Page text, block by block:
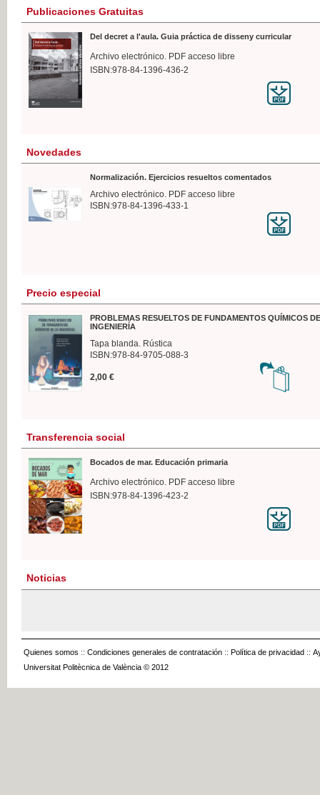
Publicaciones Gratuitas
Del decret a l'aula. Guia práctica de disseny curricular
Archivo electrónico. PDF acceso libre
ISBN:978-84-1396-436-2
Novedades
Normalización. Ejercicios resueltos comentados
Archivo electrónico. PDF acceso libre
ISBN:978-84-1396-433-1
Precio especial
PROBLEMAS RESUELTOS DE FUNDAMENTOS QUÍMICOS
INGENIERÍA
Tapa blanda. Rústica
ISBN:978-84-9705-088-3
2,00 €
Transferencia social
Bocados de mar. Educación primaria
Archivo electrónico. PDF acceso libre
ISBN:978-84-1396-423-2
Noticias
Quienes somos :: Condiciones generales de contratación :: Política de privacidad ::
Universitat Politècnica de València © 2012